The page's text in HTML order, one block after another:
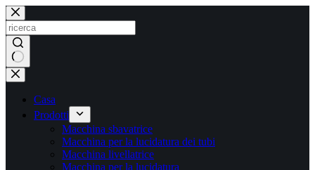
Salta
al
contenuto
Nessun
risultato
Casa
Prodotti
Macchina sbavatrice
Macchina per la lucidatura dei tubi
Macchina livellatrice
Macchina per la lucidatura